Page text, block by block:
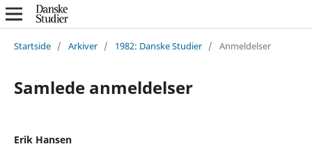
Startside / Arkiver / 1982: Danske Studier / Anmeldelser
Samlede anmeldelser
Erik Hansen